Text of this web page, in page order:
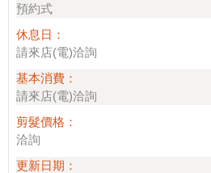
預約式
休息日：
請來店(電)洽詢
基本消費：
請來店(電)洽詢
剪髮價格：
洽詢
更新日期：